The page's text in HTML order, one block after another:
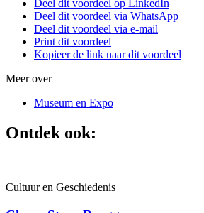
Deel dit voordeel op LinkedIn
Deel dit voordeel via WhatsApp
Deel dit voordeel via e-mail
Print dit voordeel
Kopieer de link naar dit voordeel
Meer over
Museum en Expo
Ontdek ook:
Cultuur en Geschiedenis